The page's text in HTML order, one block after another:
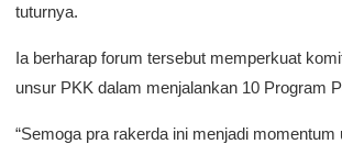
tuturnya.
Ia berharap forum tersebut memperkuat
unsur PKK dalam menjalankan 10 Program
“Semoga pra rakerda ini menjadi